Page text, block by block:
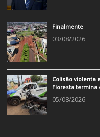
Finalmente
03/08/2026
Colisão violenta
Floresta
05/08/2026